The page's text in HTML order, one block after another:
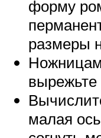
форму
размеры
вырежьте
малая